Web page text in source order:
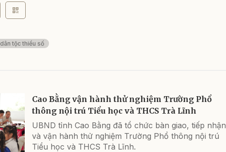
dân tộc thiểu số
Cao Bằng vận hành thử nghiệm Trường Phổ
thông nội trú Tiểu học và THCS Trà Lĩnh
UBND tỉnh Cao Bằng đã tổ chức bàn giao, tiếp nhận
và vận hành thử nghiệm Trường Phổ thông nội trú
Tiểu học và THCS Trà Lĩnh.